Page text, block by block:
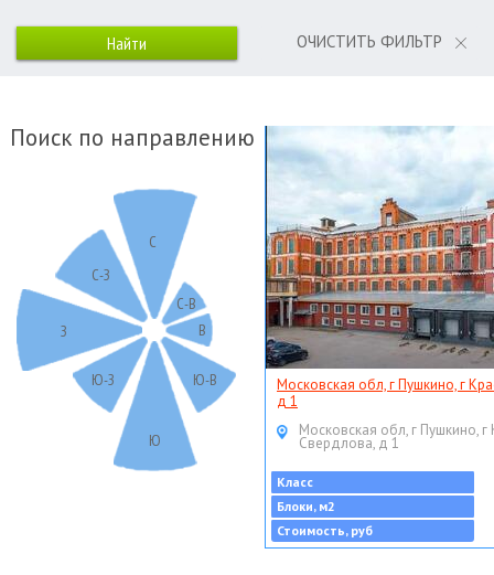
ОЧИСТИТЬ ФИЛЬТР
Поиск по направлению
С
С-В
В
Ю-В
Ю
Ю-З
З
С-З
Московская обл, г Пушкино, г
д 1
Московская обл, г Пушкино, г
Свердлова, д 1
Класс
Блоки, м2
Стоимость, руб